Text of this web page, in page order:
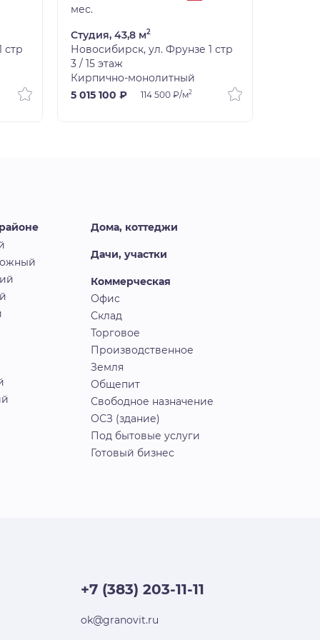
стр
мес.
Студия, 43,8 м2
Новосибирск, ул. Фрунзе 1 стр
3 / 15 этаж
Кирпично-монолитный
5 015 100 ₽
114 500 ₽/м2
Дома, коттеджи
Дачи, участки
Коммерческая
Офис
Склад
Торговое
Производственное
Земля
Общепит
Свободное назначение
ОСЗ (здание)
Под бытовые услуги
Готовый бизнес
+7 (383) 203-11-11
ok@granovit.ru